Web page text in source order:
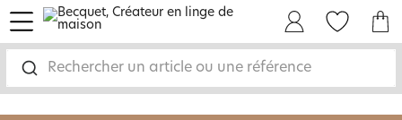
Rechercher un article ou une référence
menu
-30% sur votre commandedès 2 articles